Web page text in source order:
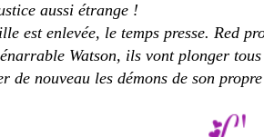
aussi étrange !
est enlevée, le temps presse. Red
Watson, ils vont plonger
de nouveau les démons de son